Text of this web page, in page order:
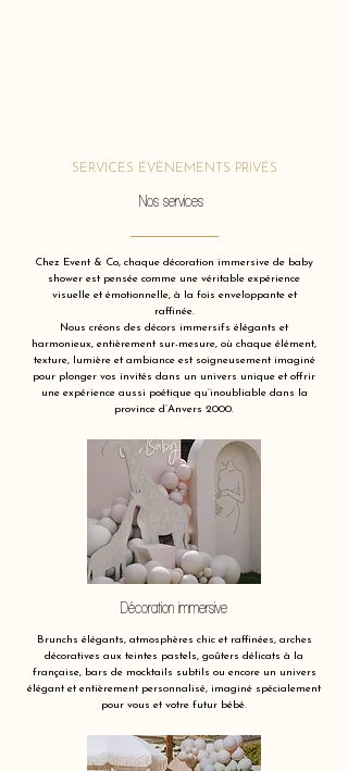
SERVICES ÉVÈNEMENTS PRIVÉS
Nos services
Chez Event & Co, chaque décoration immersive de baby
shower est pensée comme une véritable expérience
visuelle et émotionnelle, à la fois enveloppante et
raffinée.
Nous créons des décors immersifs élégants et
harmonieux, entièrement sur-mesure, où chaque élément,
texture, lumière et ambiance est soigneusement imaginé
pour plonger vos invités dans un univers unique et offrir
une expérience aussi poétique qu’inoubliable dans la
province d’Anvers 2000.
Décoration immersive
Brunchs élégants, atmosphères chic et raffinées, arches
décoratives aux teintes pastels, goûters délicats à la
française, bars de mocktails subtils ou encore un univers
élégant et entièrement personnalisé, imaginé spécialement
pour vous et votre futur bébé.